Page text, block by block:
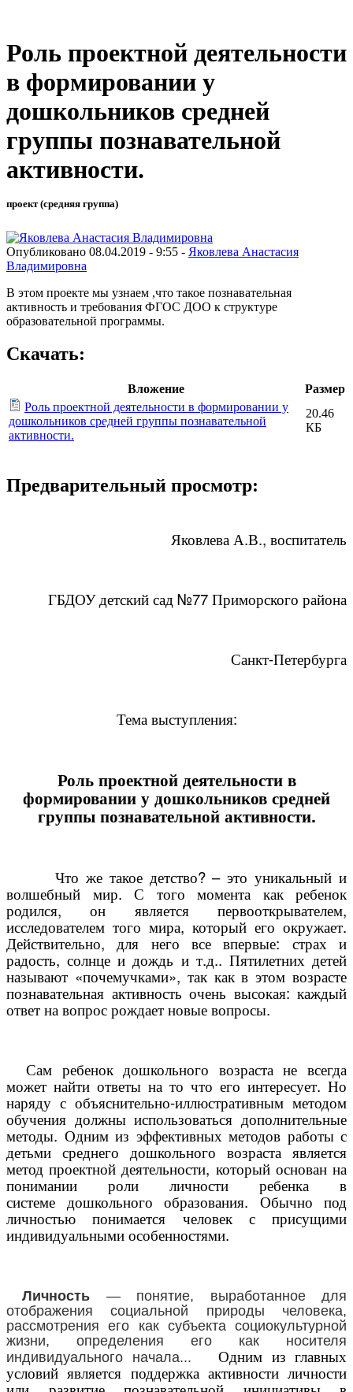
Роль проектной деятельности
в формировании у
дошкольников средней
группы познавательной
активности.
проект (средняя группа)
Опубликовано 08.04.2019 - 9:55 - Яковлева Анастасия
Владимировна
В этом проекте мы узнаем ,что такое познавательная
активность и требования ФГОС ДОО к структуре
образовательной программы.
Скачать:
Вложение
Размер
Роль проектной деятельности в формировании у
дошкольников средней группы познавательной
активности.
20.46
КБ
Предварительный просмотр:
Яковлева А.В., воспитатель
ГБДОУ детский сад №77 Приморского района
Санкт-Петербурга
Тема выступления:
Роль проектной деятельности в
формировании у дошкольников средней
группы познавательной активности.
Что же такое детство? – это уникальный и
волшебный мир. С того момента как ребенок
родился, он является первооткрывателем,
исследователем того мира, который его окружает.
Действительно, для него все впервые: страх и
радость, солнце и дождь и т.д.. Пятилетних детей
называют «почемучками», так как в этом возрасте
познавательная активность очень высокая: каждый
ответ на вопрос рождает новые вопросы.
Сам ребенок дошкольного возраста не всегда
может найти ответы на то что его интересует. Но
наряду с объяснительно-иллюстративным методом
обучения должны использоваться дополнительные
методы. Одним из эффективных методов работы с
детьми среднего дошкольного возраста является
методпроектной деятельности, который основан на
понимании роли личности ребенка в
системе дошкольного образования. Обычно под
личностью понимается человек с присущими
индивидуальными особенностями.
Личность — понятие, выработанное для
отображения социальной природы человека,
рассмотрения его как субъекта социокультурной
жизни, определения его как носителя
индивидуального начала...
Одним из главных
условий является поддержка активности личности